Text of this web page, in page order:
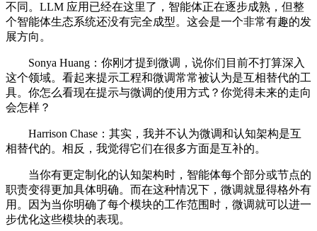
不同。LLM 应用已经在这里了，智能体正在逐步成熟，但整
个智能体生态系统还没有完全成型。这会是一个非常有趣的发
展方向。
Sonya Huang：你刚才提到微调，说你们目前不打算深入
这个领域。看起来提示工程和微调常常被认为是互相替代的工
具。你怎么看现在提示与微调的使用方式？你觉得未来的走向
会怎样？
Harrison Chase：其实，我并不认为微调和认知架构是互
相替代的。相反，我觉得它们在很多方面是互补的。
当你有更定制化的认知架构时，智能体每个部分或节点的
职责变得更加具体明确。而在这种情况下，微调就显得格外有
用。因为当你明确了每个模块的工作范围时，微调就可以进一
步优化这些模块的表现。